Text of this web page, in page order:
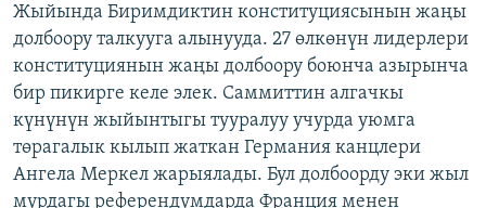
ЭКСПЕРТТЕР ТАЛДАЙТ
БИЗ ЖАНА ДҮЙНӨ
ДАНИСТЕ
ЭЖЕ-СИҢДИЛЕР
АЗАТТЫК+
ӨЗГӨЧӨ ПИКИР
Русский
ОНЛАЙН ШЕРИНЕ
Жыйында Биримдиктин конституциясынын жаңы
долбоору талкууга алынууда. 27 өлкөнүн лидерлери
конституциянын жаңы долбоору боюнча азырынча
бир пикирге келе элек. Саммиттин алгачкы
күнүнүн жыйынтыгы тууралуу учурда уюмга
төрагалык кылып жаткан Германия канцлери
Ангела Меркел жарыялады. Бул долбоорду эки жыл
мурдагы референдумдарда Франция менен